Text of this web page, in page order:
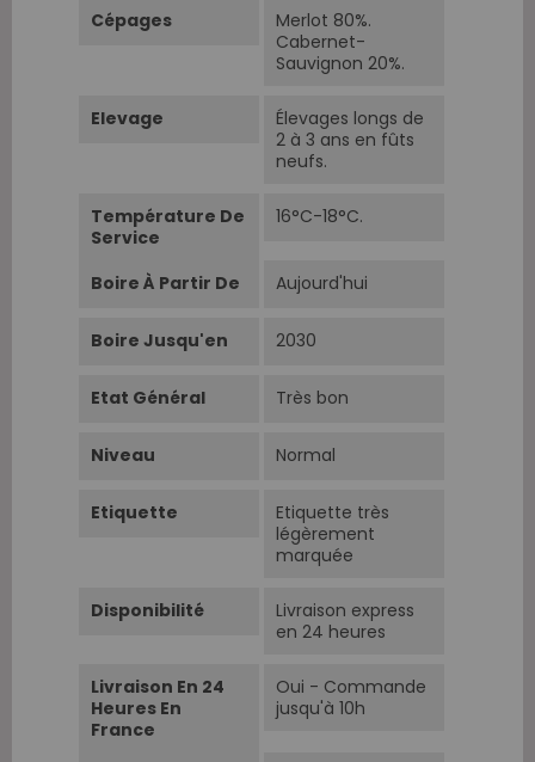
Cépages
Merlot 80%.
Cabernet-
Sauvignon 20%.
Elevage
Élevages longs de
2 à 3 ans en fûts
neufs.
Température De
Service
16°C-18°C.
Boire À Partir De Aujourd'hui
Boire Jusqu'en 2030
Etat Général Très bon
Niveau Normal
Etiquette
Etiquette très
légèrement
marquée
Disponibilité
Livraison express
en 24 heures
Livraison En 24
Heures En
France
Oui - Commande
jusqu'à 10h